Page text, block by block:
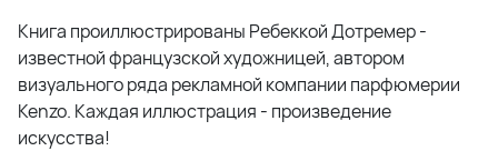
Книга проиллюстрированы Ребеккой Дотремер -
известной французской художницей, автором
визуального ряда рекламной компании парфюмерии
Kenzo. Каждая иллюстрация - произведение
искусства!